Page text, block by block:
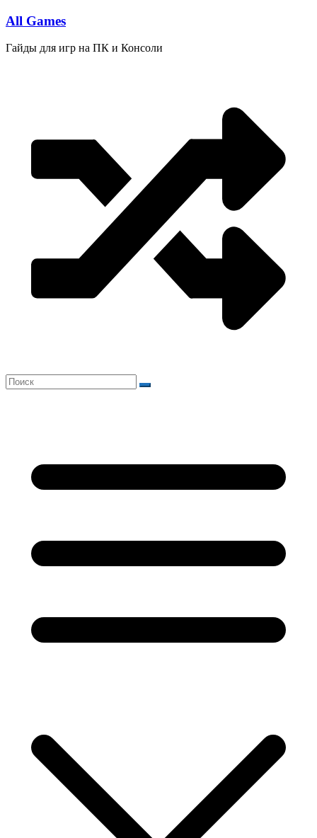
Перейти
содержимому
All Games
Гайды для игр на ПК и Консоли